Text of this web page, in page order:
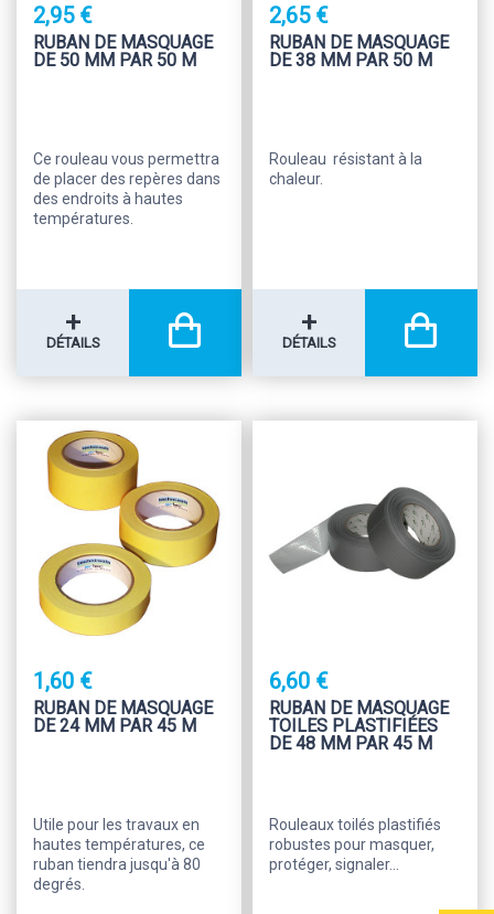
2,95 €
RUBAN DE MASQUAGE
DE 50 MM PAR 50 M
Ce rouleau vous permettra
de placer des repères dans
des endroits à hautes
températures.
+
DÉTAILS
2,65 €
RUBAN DE MASQUAGE
DE 38 MM PAR 50 M
Rouleau résistant à la
chaleur.
+
DÉTAILS
1,60 €
RUBAN DE MASQUAGE
DE 24 MM PAR 45 M
Utile pour les travaux en
hautes températures, ce
ruban tiendra jusqu'à 80
degrés.
6,60 €
RUBAN DE MASQUAGE
TOILES PLASTIFIÉES
DE 48 MM PAR 45 M
Rouleaux toilés plastifiés
robustes pour masquer,
protéger, signaler...